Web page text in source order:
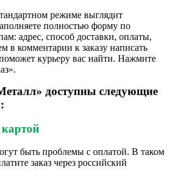
режиме выглядит
полностью форму по
адрес, способ доставки, оплаты,
в комментарии к заказу написать
курьеру вас найти. Нажмите
доступны следующие
быть проблемы с оплатой. В таком
заказ через российский